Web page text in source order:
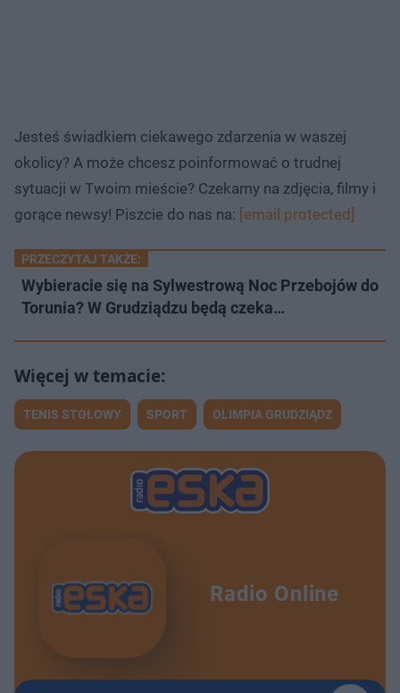
Jesteś świadkiem ciekawego zdarzenia w waszej
okolicy? A może chcesz poinformować o trudnej
sytuacji w Twoim mieście? Czekamy na zdjęcia, filmy i
gorące newsy! Piszcie do nas na: [email protected]
PRZECZYTAJ TAKŻE:
Wybieracie się na Sylwestrową Noc Przebojów do
Torunia? W Grudziądzu będą czeka…
TENIS STOŁOWY SPORT OLIMPIA GRUDZIĄDZ
Radio Online